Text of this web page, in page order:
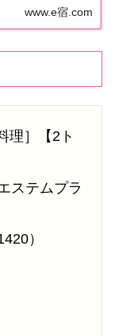
』3トックレストラン
・ミヨ2...
www.e宿.com
理］【2ト
ステムプラ
）